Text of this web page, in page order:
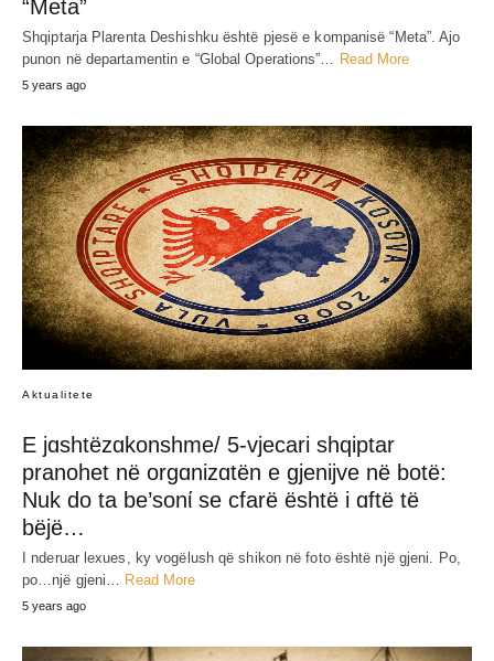
“Meta”
Shqiptarja Plarenta Deshishku është pjesë e kompanisë “Meta”. Ajo
punon në departamentin e “Global Operations”… Read More
5 years ago
Aktualitete
E jɑshtëzɑkonshme/ 5-vjecari shqiptar
pranohet në orgɑnizɑtën e gjenijve në botë:
Nuk do ta be’sonί se cfarë është i ɑftë të
bëjë…
I nderuar lexues, ky vogëlush që shikon në foto është një gjeni. Po,
po…një gjeni… Read More
5 years ago